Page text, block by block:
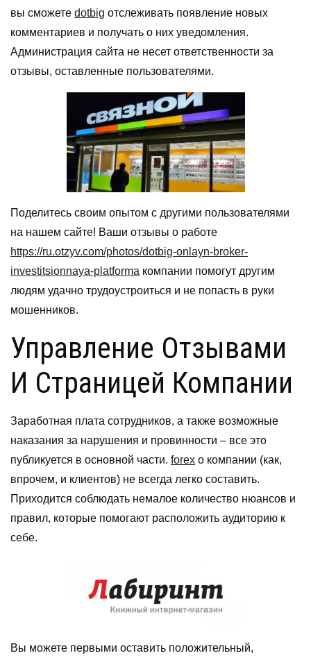
вы сможете dotbig отслеживать появление новых
комментариев и получать о них уведомления.
Администрация сайта не несет ответственности за
отзывы, оставленные пользователями.
Поделитесь своим опытом с другими пользователями
на нашем сайте! Ваши отзывы о работе
https://ru.otzyv.com/photos/dotbig-onlayn-broker-
investitsionnaya-platforma компании помогут другим
людям удачно трудоустроиться и не попасть в руки
мошенников.
Управление Отзывами
И Страницей Компании
Заработная плата сотрудников, а также возможные
наказания за нарушения и провинности – все это
публикуется в основной части. forex о компании (как,
впрочем, и клиентов) не всегда легко составить.
Приходится соблюдать немалое количество нюансов и
правил, которые помогают расположить аудиторию к
себе.
Вы можете первыми оставить положительный,